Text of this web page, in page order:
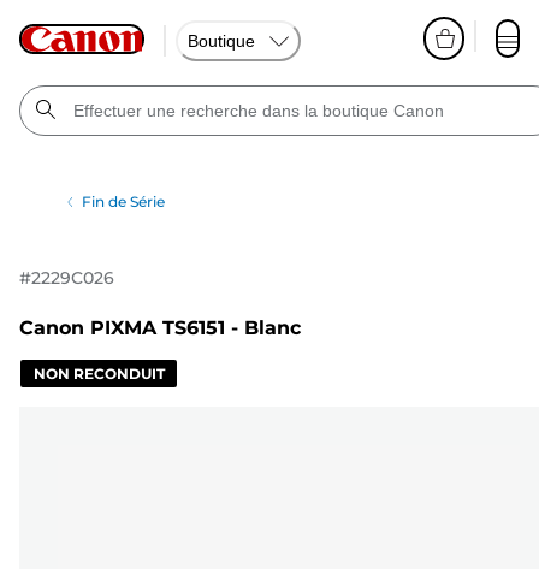
Boutique
Fin de Série
#2229C026
Canon PIXMA TS6151 - Blanc
NON RECONDUIT